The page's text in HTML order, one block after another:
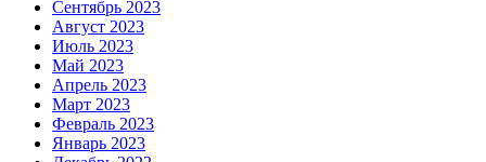
Сентябрь 2023
Август 2023
Июль 2023
Май 2023
Апрель 2023
Март 2023
Февраль 2023
Январь 2023